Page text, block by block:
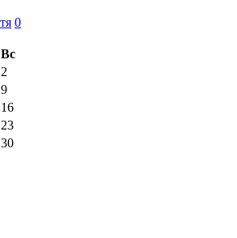
0
Вс
2
9
16
23
30